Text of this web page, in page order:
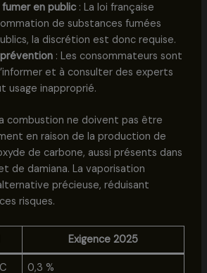
en public: La loi française
de substances fumées
la discrétion est donc requise.
: Les consommateurs sont
et à consulter des experts
usage inapproprié.
combustion ne doivent pas être
en raison de la production de
de carbone, aussi présents dans
de damiana. La vaporisation
précieuse, réduisant
risques.
Exigence 2025
0,3 %